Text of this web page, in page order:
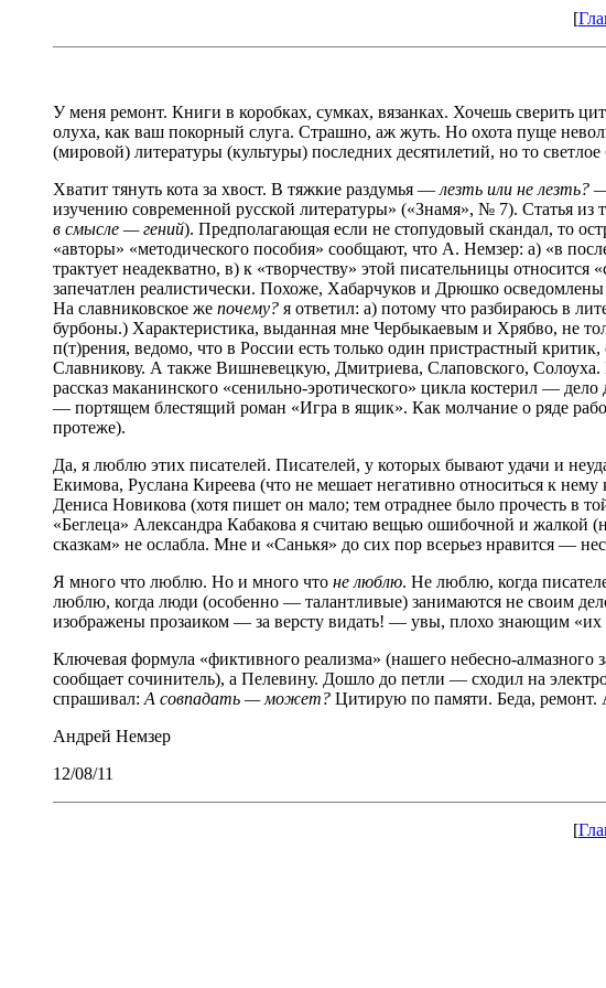
[
У меня ремонт. Книги в коробках, сумках, вязанках. Хочешь сверить
олуха, как ваш покорный слуга. Страшно, аж жуть. Но охота пуще
(мировой) литературы (культуры) последних десятилетий, но то
Хватит тянуть кота за хвост. В тяжкие раздумья — лезть или не лезть? —
изучению современной русской литературы» («Знамя», № 7). Статья из
в смысле — гений). Предполагающая если не стопудовый скандал, то
«авторы» «методического пособия» сообщают, что А. Немзер: а) «в
трактует неадекватно, в) к «творчеству» этой писательницы
запечатлен реалистически. Похоже, Хабарчуков и Дрюшко
На славниковское же почему? я ответил: а) потому что разбираюсь в
бурбоны.) Характеристика, выданная мне Чербыкаевым и Хрябво, не
п(т)рения, ведомо, что в России есть только один пристрастный
Славникову. А также Вишневецкую, Дмитриева, Слаповского,
рассказ маканинского «сенильно-эротического» цикла костерил —
— портящем блестящий роман «Игра в ящик». Как молчание о ряде
протеже).
Да, я люблю этих писателей. Писателей, у которых бывают удачи и
Екимова, Руслана Киреева (что не мешает негативно относиться к
Дениса Новикова (хотя пишет он мало; тем отраднее было прочесть в
«Беглеца» Александра Кабакова я считаю вещью ошибочной и жалкой
сказкам» не ослабла. Мне и «Санькя» до сих пор всерьез нравится —
Я много что люблю. Но и много что не люблю. Не люблю, когда
люблю, когда люди (особенно — талантливые) занимаются не своим
изображены прозаиком — за версту видать! — увы, плохо знающим
Ключевая формула «фиктивного реализма» (нашего небесно-алмазного
сообщает сочинитель), а Пелевину. Дошло до петли — сходил на
спрашивал: А совпадать — может? Цитирую по памяти. Беда, ремонт.
Андрей Немзер
12/08/11
[